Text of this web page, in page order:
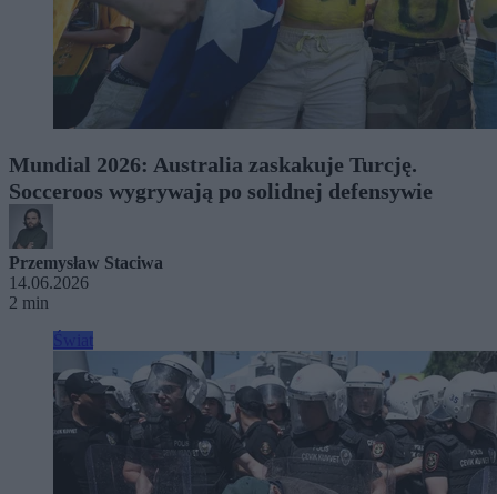
Mundial 2026: Australia zaskakuje Turcję.
Socceroos wygrywają po solidnej defensywie
Przemysław Staciwa
14.06.2026
2 min